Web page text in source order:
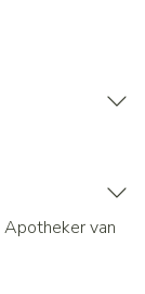
Apotheker van